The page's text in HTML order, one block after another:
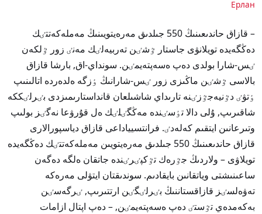
Ерлан
– قازاق حاندىعىنىڭ 550 جىلدىق مەرەيتويىنىڭ مەملەكەتتٸك
دەڭگەيدە تويلانۋى جاستار ٷشٸن تەربيەلٸك مەنٸ زور ٷلكەن
ٸس-شارا بولدى دەپ ەسەپتەيمٸن. سونداي-اق, بارشا قازاق
بالاسى ٷشٸن ماڭىزى زور ٸس-شارانىڭ ٶزگە ەلدەردە اتالىنىپ
ٶتۋٸ دٷنيەجٷزٸنە تارىداي شاشىلعان قانداستارىمىزدى بٸرلٸككە
شاقىرىپ, ۇلى دالا تٶسٸندە مەڭگٸلٸك ەل قۇرۋعا نەگٸز بولىپ
وتىرعانىن ايتقىم كەلەدٸ. فرانتسيياداعى قازاق دياسپورالارى
قازاق حاندىعىنىڭ 550 جىلدىق مەرەيتويىن مەملەكەتتٸك دەڭگەيدە
تويلاۋى – ولاردىڭ جٷرەك تٷكپٸرٸندە جاتقان ەلگە دەگەن
ساعىنىشتى وياتقانىن بايقادىم. سوندىقتان ايتۋلى مەرەكە
تەۋەلسٸز قازاقستاننىڭ بٸرلٸگٸن ارتتىرىپ, ٸرگەسٸن
بەكەمدەي تٷستٸ دەپ ەسەپتەيمٸن, – دەپ اپتال ازامات